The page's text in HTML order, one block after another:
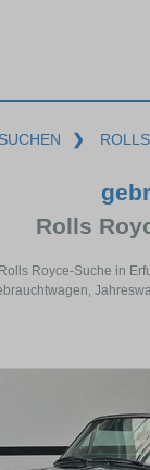
❯
Rolls
Royce-Suche in